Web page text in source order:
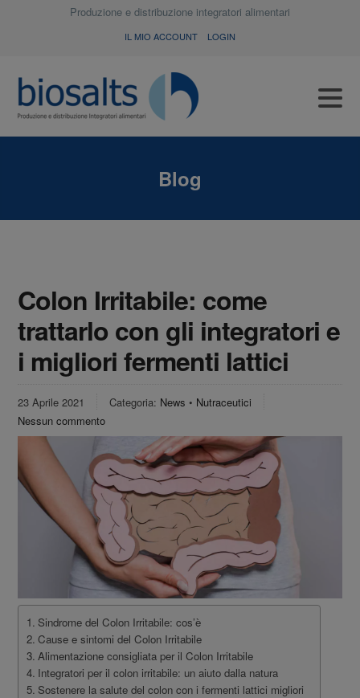
Produzione e distribuzione integratori alimentari
IL MIO ACCOUNT LOGIN
Blog
Colon Irritabile: come
trattarlo con gli integratori e
i migliori fermenti lattici
23 Aprile 2021 Categoria: News • Nutraceutici
Nessun commento
Sindrome del Colon Irritabile: cos’è
Cause e sintomi del Colon Irritabile
Alimentazione consigliata per il Colon Irritabile
Integratori per il colon irritabile: un aiuto dalla natura
Sostenere la salute del colon con i fermenti lattici migliori